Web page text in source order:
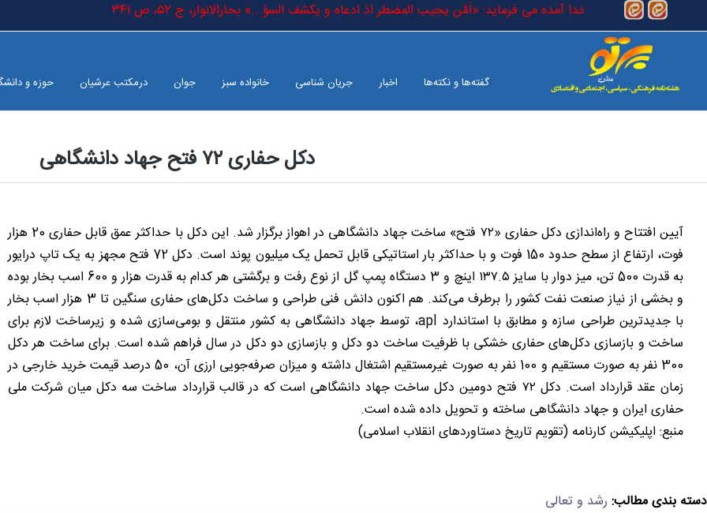
رفتن به محتوای اصلی
است که در کتاب خدا آمده می فرماید: «اَمَّن یجیب المضطر اذ ادعاه و یکشف السؤ...» بحارالانوار، ج ٥٢، ص ٣٤١
گفته‌ها و نکته‌ها اخبار جریان شناسی خانواده سبز جوان درمکتب عرشیان حوزه و
دکل حفاری ۷۲ فتح جهاد دانشگاهی
آیین افتتاح و راه‌اندازی دکل حفاری «۷۲ فتح» ساخت جهاد دانشگاهی در اهواز برگزار شد. این دکل با حداکثر عمق قابل حفاری 20 هزار
فوت، ارتفاع از سطح حدود 150 فوت و با حداکثر بار استاتیکی قابل تحمل یک میلیون پوند است. دکل 72 فتح مجهز به یک تاپ درایور
به قدرت 500 تن، میز دوار با سایز ۱۳۷.۵ اینچ و 3 دستگاه پمپ گل از نوع رفت و برگشتی هر کدام به قدرت هزار و 600 اسب بخار بوده
و بخشی از نیاز صنعت نفت کشور را برطرف می‌کند. هم اکنون دانش فنی طراحی و ساخت دکل‌های حفاری سنگین تا 3 هزار اسب بخار
با جدیدترین طراحی سازه و مطابق با استاندارد apl، توسط جهاد دانشگاهی به کشور منتقل و بومی‌سازی شده و زیرساخت لازم برای
ساخت و بازسازی دکل‌های حفاری خشکی با ظرفیت ساخت دو دکل و بازسازی دو دکل در سال فراهم شده است. برای ساخت هر دکل
300 نفر به صورت مستقیم و 100 نفر به صورت غیرمستقیم اشتغال داشته و میزان صرفه‌جویی ارزی آن، 50 درصد قیمت خرید خارجی در
زمان عقد قرارداد است. دکل ۷۲ فتح دومین دکل ساخت جهاد دانشگاهی است که در قالب قرارداد ساخت سه دکل میان شرکت ملی
حفاری ایران و جهاد دانشگاهی ساخته و تحویل داده شده است.
منبع: اپلیکیشن کارنامه (تقویم تاریخ دستاوردهای انقلاب اسلامی)
دسته بندی مطالب: رشد و تعالی